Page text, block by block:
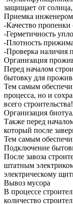
защищает от
Приемка инженером
-Качество
-Герметичность
-Плотность
-Проверка наличия
Организация
Перед началом
бытовку для
Тем самым
процесса, но и
всего строительства!
Организация
Также перед
который после
Тем самым
Подключение
После завоза
штатным
электрическому
Вывоз мусора
В процессе
количество